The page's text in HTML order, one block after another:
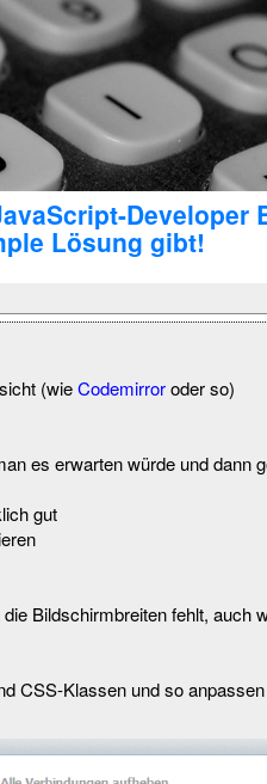
Developer
Lösung gibt!
(wieCodemirroroder so)
es erwarten würde und dann
gut
Bildschirmbreiten fehlt, auch
CSS-Klassen und so anpassen